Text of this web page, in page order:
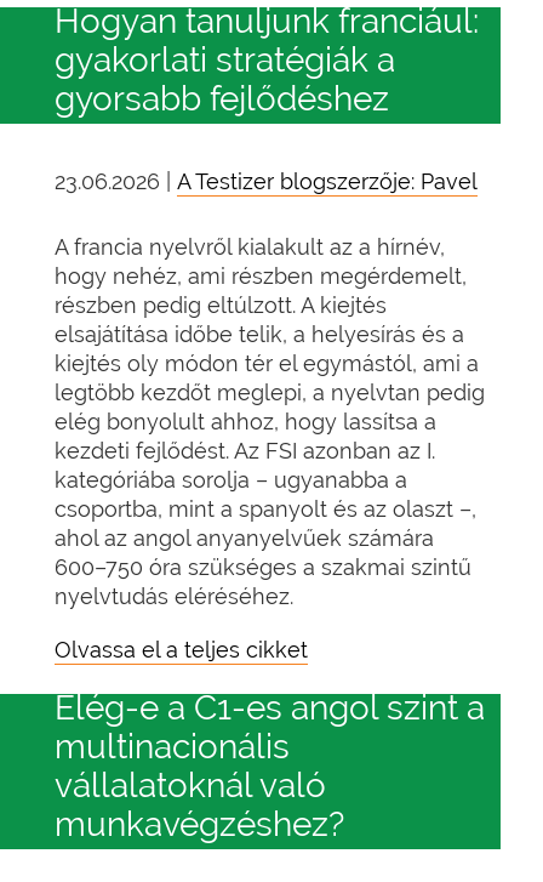
Hogyan tanuljunk franciául:
gyakorlati stratégiák a
gyorsabb fejlődéshez
23.06.2026 | A Testizer blogszerzője: Pavel
A francia nyelvről kialakult az a hírnév,
hogy nehéz, ami részben megérdemelt,
részben pedig eltúlzott. A kiejtés
elsajátítása időbe telik, a helyesírás és a
kiejtés oly módon tér el egymástól, ami a
legtöbb kezdőt meglepi, a nyelvtan pedig
elég bonyolult ahhoz, hogy lassítsa a
kezdeti fejlődést. Az FSI azonban az I.
kategóriába sorolja – ugyanabba a
csoportba, mint a spanyolt és az olaszt –,
ahol az angol anyanyelvűek számára
600–750 óra szükséges a szakmai szintű
nyelvtudás eléréséhez.
Olvassa el a teljes cikket
Elég-e a C1-es angol szint a
multinacionális
vállalatoknál való
munkavégzéshez?